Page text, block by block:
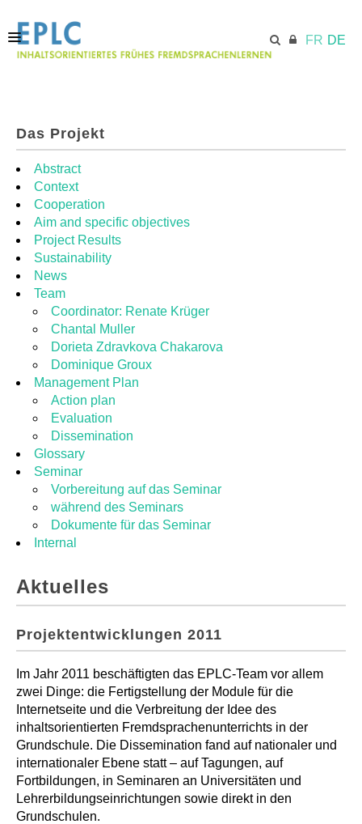
FR DE
MODULE
RESSOURCEN
Das Projekt
Abstract
Context
Cooperation
Aim and specific objectives
Project Results
Sustainability
News
Team
Coordinator: Renate Krüger
Chantal Muller
Dorieta Zdravkova Chakarova
Dominique Groux
Management Plan
Action plan
Evaluation
Dissemination
Glossary
Seminar
Vorbereitung auf das Seminar
während des Seminars
Dokumente für das Seminar
Internal
Aktuelles
Projektentwicklungen 2011
Im Jahr 2011 beschäftigten das EPLC-Team vor allem
zwei Dinge: die Fertigstellung der Module für die
Internetseite und die Verbreitung der Idee des
inhaltsorientierten Fremdsprachenunterrichts in der
Grundschule. Die Dissemination fand auf nationaler und
internationaler Ebene statt – auf Tagungen, auf
Fortbildungen, in Seminaren an Universitäten und
Lehrerbildungseinrichtungen sowie direkt in den
Grundschulen.